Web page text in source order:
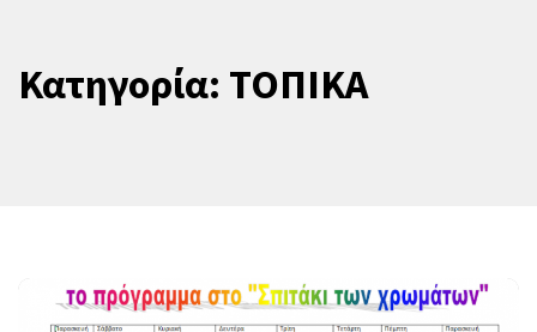
Κατηγορία: ΤΟΠΙΚΑ